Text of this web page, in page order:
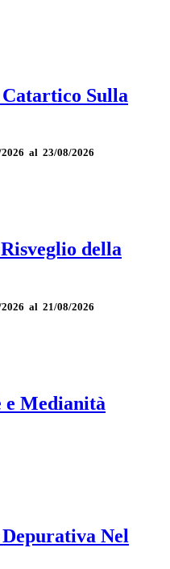
Sulla
al 23/08/2026
della
al 21/08/2026
e Medianità
Nel